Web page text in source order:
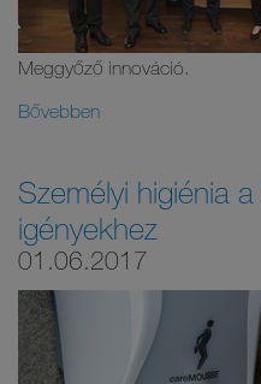
Meggyőző innováció.
Bővebben
Személyi higiénia
igényekhez
01.06.2017